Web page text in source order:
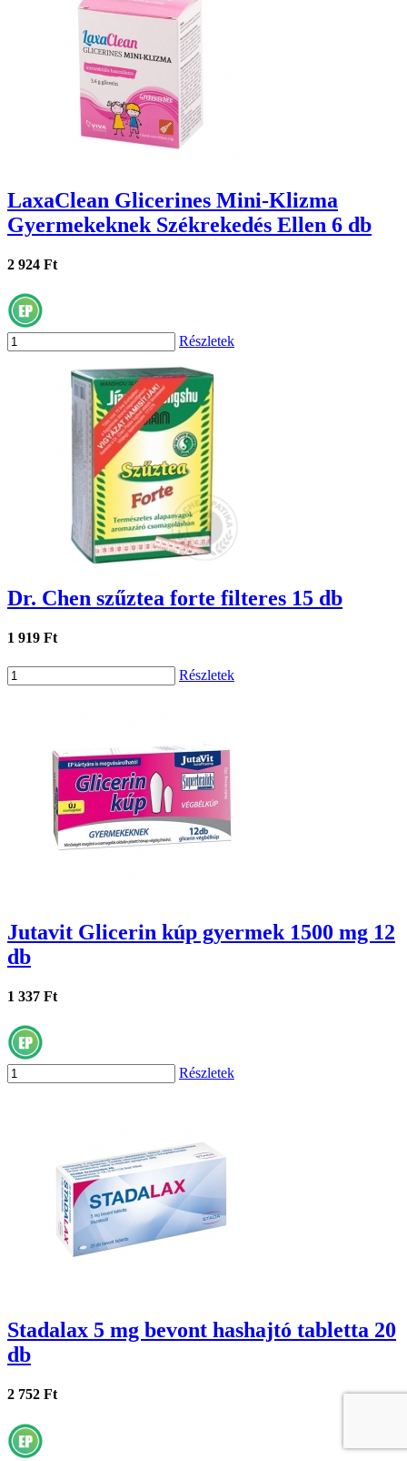
LaxaClean Glicerines Mini-Klizma
Gyermekeknek Székrekedés Ellen 6 db
2 924 Ft
Részletek
Dr. Chen szűztea forte filteres 15 db
1 919 Ft
Részletek
Jutavit Glicerin kúp gyermek 1500 mg 12
db
1 337 Ft
Részletek
Stadalax 5 mg bevont hashajtó tabletta 20
db
2 752 Ft